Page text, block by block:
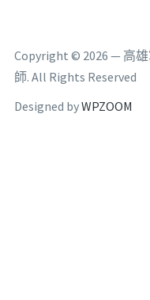
Copyright © 2026 — 高
師. All Rights Reserved
Designed byWPZOOM